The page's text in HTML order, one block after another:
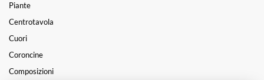
Piante
Centrotavola
Cuori
Coroncine
Composizioni